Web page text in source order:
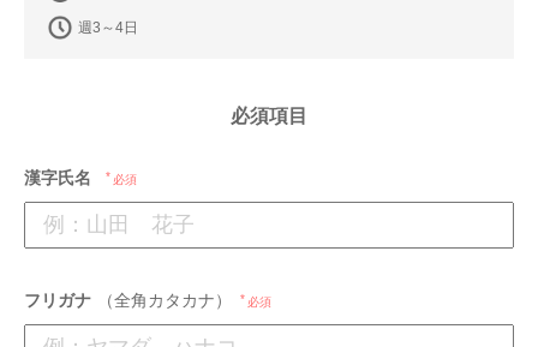
週3～4日
必須項目
漢字氏名 必須
フリガナ （全角カタカナ） 必須